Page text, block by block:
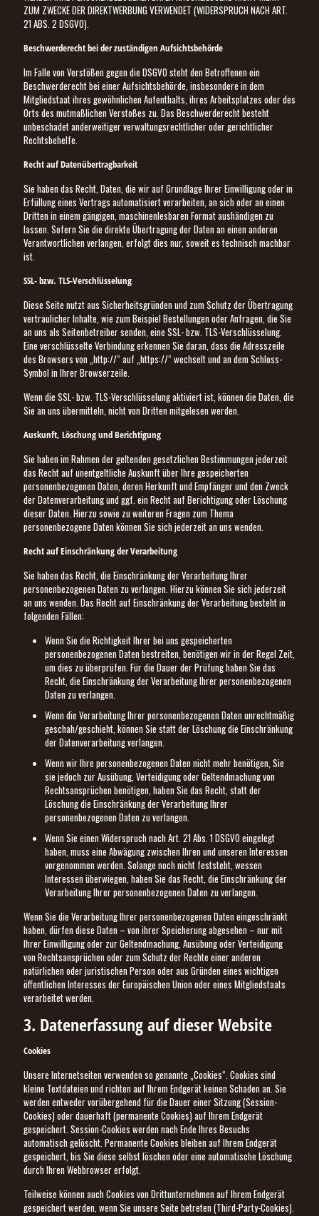
ZUM ZWECKE DER DIREKTWERBUNG VERWENDET (WIDERSPRUCH NACH ART.
21 ABS. 2 DSGVO).
Beschwerde­recht bei der zuständigen Aufsichts­behörde
Im Falle von Verstößen gegen die DSGVO steht den Betroffenen ein
Beschwerderecht bei einer Aufsichtsbehörde, insbesondere in dem
Mitgliedstaat ihres gewöhnlichen Aufenthalts, ihres Arbeitsplatzes oder des
Orts des mutmaßlichen Verstoßes zu. Das Beschwerderecht besteht
unbeschadet anderweitiger verwaltungsrechtlicher oder gerichtlicher
Rechtsbehelfe.
Recht auf Daten­übertrag­barkeit
Sie haben das Recht, Daten, die wir auf Grundlage Ihrer Einwilligung oder in
Erfüllung eines Vertrags automatisiert verarbeiten, an sich oder an einen
Dritten in einem gängigen, maschinenlesbaren Format aushändigen zu
lassen. Sofern Sie die direkte Übertragung der Daten an einen anderen
Verantwortlichen verlangen, erfolgt dies nur, soweit es technisch machbar
ist.
SSL- bzw. TLS-Verschlüsselung
Diese Seite nutzt aus Sicherheitsgründen und zum Schutz der Übertragung
vertraulicher Inhalte, wie zum Beispiel Bestellungen oder Anfragen, die Sie
an uns als Seitenbetreiber senden, eine SSL- bzw. TLS-Verschlüsselung.
Eine verschlüsselte Verbindung erkennen Sie daran, dass die Adresszeile
des Browsers von „http://“ auf „https://“ wechselt und an dem Schloss-
Symbol in Ihrer Browserzeile.
Wenn die SSL- bzw. TLS-Verschlüsselung aktiviert ist, können die Daten, die
Sie an uns übermitteln, nicht von Dritten mitgelesen werden.
Auskunft, Löschung und Berichtigung
Sie haben im Rahmen der geltenden gesetzlichen Bestimmungen jederzeit
das Recht auf unentgeltliche Auskunft über Ihre gespeicherten
personenbezogenen Daten, deren Herkunft und Empfänger und den Zweck
der Datenverarbeitung und ggf. ein Recht auf Berichtigung oder Löschung
dieser Daten. Hierzu sowie zu weiteren Fragen zum Thema
personenbezogene Daten können Sie sich jederzeit an uns wenden.
Recht auf Einschränkung der Verarbeitung
Sie haben das Recht, die Einschränkung der Verarbeitung Ihrer
personenbezogenen Daten zu verlangen. Hierzu können Sie sich jederzeit
an uns wenden. Das Recht auf Einschränkung der Verarbeitung besteht in
folgenden Fällen:
Wenn Sie die Richtigkeit Ihrer bei uns gespeicherten
personenbezogenen Daten bestreiten, benötigen wir in der Regel Zeit,
um dies zu überprüfen. Für die Dauer der Prüfung haben Sie das
Recht, die Einschränkung der Verarbeitung Ihrer personenbezogenen
Daten zu verlangen.
Wenn die Verarbeitung Ihrer personenbezogenen Daten unrechtmäßig
geschah/geschieht, können Sie statt der Löschung die Einschränkung
der Datenverarbeitung verlangen.
Wenn wir Ihre personenbezogenen Daten nicht mehr benötigen, Sie
sie jedoch zur Ausübung, Verteidigung oder Geltendmachung von
Rechtsansprüchen benötigen, haben Sie das Recht, statt der
Löschung die Einschränkung der Verarbeitung Ihrer
personenbezogenen Daten zu verlangen.
Wenn Sie einen Widerspruch nach Art. 21 Abs. 1 DSGVO eingelegt
haben, muss eine Abwägung zwischen Ihren und unseren Interessen
vorgenommen werden. Solange noch nicht feststeht, wessen
Interessen überwiegen, haben Sie das Recht, die Einschränkung der
Verarbeitung Ihrer personenbezogenen Daten zu verlangen.
Wenn Sie die Verarbeitung Ihrer personenbezogenen Daten eingeschränkt
haben, dürfen diese Daten – von ihrer Speicherung abgesehen – nur mit
Ihrer Einwilligung oder zur Geltendmachung, Ausübung oder Verteidigung
von Rechtsansprüchen oder zum Schutz der Rechte einer anderen
natürlichen oder juristischen Person oder aus Gründen eines wichtigen
öffentlichen Interesses der Europäischen Union oder eines Mitgliedstaats
verarbeitet werden.
3. Datenerfassung auf dieser Website
Cookies
Unsere Internetseiten verwenden so genannte „Cookies“. Cookies sind
kleine Textdateien und richten auf Ihrem Endgerät keinen Schaden an. Sie
werden entweder vorübergehend für die Dauer einer Sitzung (Session-
Cookies) oder dauerhaft (permanente Cookies) auf Ihrem Endgerät
gespeichert. Session-Cookies werden nach Ende Ihres Besuchs
automatisch gelöscht. Permanente Cookies bleiben auf Ihrem Endgerät
gespeichert, bis Sie diese selbst löschen oder eine automatische Löschung
durch Ihren Webbrowser erfolgt.
Teilweise können auch Cookies von Drittunternehmen auf Ihrem Endgerät
gespeichert werden, wenn Sie unsere Seite betreten (Third-Party-Cookies).